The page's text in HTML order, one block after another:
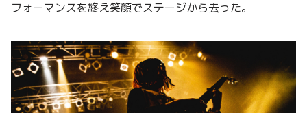
フォーマンスを終え笑顔でステージから去った。